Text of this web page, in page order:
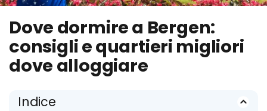
Dove dormire a Bergen:
consigli e quartieri migliori
dove alloggiare
Indice